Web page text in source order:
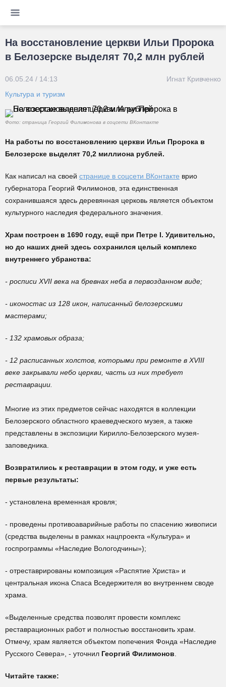
На восстановление церкви Ильи Пророка
в Белозерске выделят 70,2 млн рублей
06.05.24 / 14:13
Игнат Кривченко
Культура и туризм
Фото: страница Георгий Филимонова в соцсети ВКонтакте
На работы по восстановлению церкви Ильи Пророка в
Белозерске выделят 70,2 миллиона рублей.
Как написал на своей странице в соцсети ВКонтакте врио
губернатора Георгий Филимонов, эта единственная
сохранившаяся здесь деревянная церковь является объектом
культурного наследия федерального значения.
Храм построен в 1690 году, ещё при Петре I. Удивительно,
но до наших дней здесь сохранился целый комплекс
внутреннего убранства:
- росписи XVII века на бревнах неба в первозданном виде;
- иконостас из 128 икон, написанный белозерскими
мастерами;
- 132 храмовых образа;
- 12 расписанных холстов, которыми при ремонте в XVIII
веке закрывали небо церкви, часть из них требует
реставрации.
Многие из этих предметов сейчас находятся в коллекции
Белозерского областного краеведческого музея, а также
представлены в экспозиции Кирилло-Белозерского музея-
заповедника.
Возвратились к реставрации в этом году, и уже есть
первые результаты:
- установлена временная кровля;
- проведены противоаварийные работы по спасению живописи
(средства выделены в рамках нацпроекта «Культура» и
госпрограммы «Наследие Вологодчины»);
- отреставрированы композиция «Распятие Христа» и
центральная икона Спаса Вседержителя во внутреннем своде
храма.
«Выделенные средства позволят провести комплекс
реставрационных работ и полностью восстановить храм.
Отмечу, храм является объектом попечения Фонда «Наследие
Русского Севера», - уточнил Георгий Филимонов
Читайте также: